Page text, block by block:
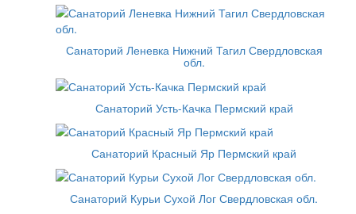
Санаторий Леневка Нижний Тагил Свердловская
обл.
Санаторий Усть-Качка Пермский край
Санаторий Красный Яр Пермский край
Санаторий Курьи Сухой Лог Свердловская обл.